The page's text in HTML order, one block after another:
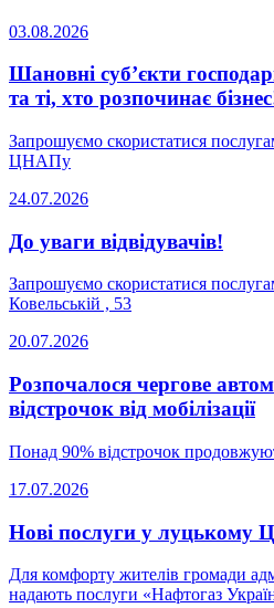
03.08.2026
Шановні суб’єкти
та ті, хто розпочинає
Запрошуємо скористатися
ЦНАПу
24.07.2026
До уваги відвідувачів!
Запрошуємо скористатися
Ковельській , 53
20.07.2026
Розпочалося чергове
відстрочок від мобілізації
Понад 90% відстрочок
17.07.2026
Нові послуги у луцькому
Для комфорту жителів громади
надають послуги «Нафтогаз